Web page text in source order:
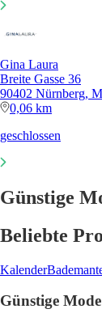
Gina Laura
Breite Gasse 36
90402 Nürnberg,
0,06 km
geschlossen
Günstige
Beliebte
Kalender
Günstige